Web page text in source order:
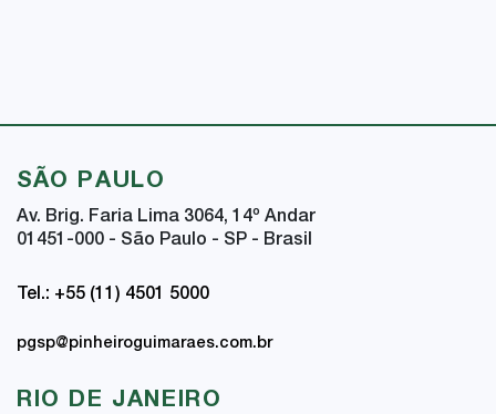
SÃO PAULO
Av. Brig. Faria Lima 3064, 14º Andar
01451-000 - São Paulo - SP - Brasil
Tel.: +55 (11) 4501 5000
pgsp@pinheiroguimaraes.com.br
RIO DE JANEIRO